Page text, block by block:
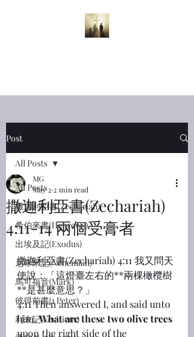
Post
All Posts
撒迦利亞書(Zechariah)
希伯來書(Hebrews)
出埃及記(Exodus)
尼希米記(Nehemiah)
馬可福音(Mark)
彼得前書(1 Peter)
利未記(Leviticus)
All Posts
撒迦利亞書(Zechariah)
4:11-14 兩個受膏者
MG
May 2 2 min read
撒迦利亞書(Zechariah) 4:11 我又問天
使說：「這燈臺左右的**兩棵橄欖樹
**是甚麼意思？」
4:11 Then answered I, and said unto
him, What are these two olive trees
upon the right side of the